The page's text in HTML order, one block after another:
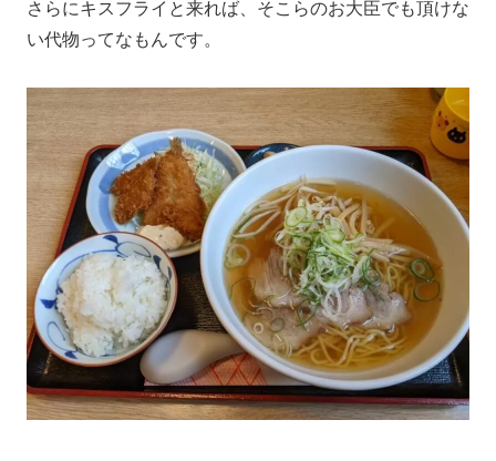
さらにキスフライと来れば、そこらのお大臣でも頂けな
い代物ってなもんです。